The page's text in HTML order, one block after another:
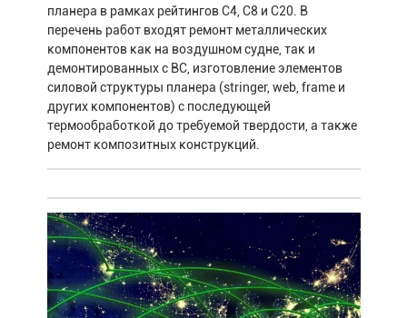
планера в рамках рейтингов С4, С8 и С20. В
перечень работ входят ремонт металлических
компонентов как на воздушном судне, так и
демонтированных с ВС, изготовление элементов
силовой структуры планера (stringer, web, frame и
других компонентов) с последующей
термообработкой до требуемой твердости, а также
ремонт композитных конструкций.